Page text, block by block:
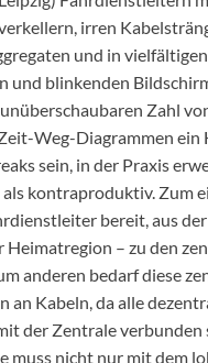
irren
und in
und blinkenden
Zahl
Weg-Diagrammen ein
sein, in der Praxis
kontraproduktiv. Zum
bereit, aus der
Heimatregion – zu den
anderen bedarf diese
an Kabeln, da alle
der Zentrale verbunden
muss nicht nur mit dem